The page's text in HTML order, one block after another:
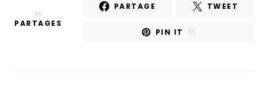
55
PARTAGES
PARTAGE TWEET
PIN IT 55